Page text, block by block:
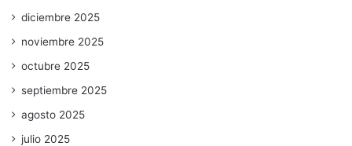
diciembre 2025
noviembre 2025
octubre 2025
septiembre 2025
agosto 2025
julio 2025